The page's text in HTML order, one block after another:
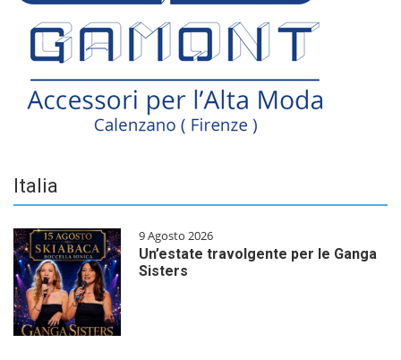
Italia
9 Agosto 2026
Un’estate travolgente per le Ganga
Sisters